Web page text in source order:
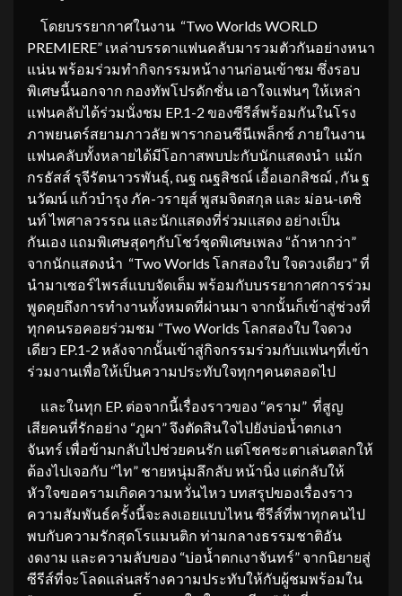
โดยบรรยากาศในงาน “Two Worlds WORLD
PREMIERE” เหล่าบรรดาแฟนคลับมารวมตัวกันอย่างหนา
แน่น พร้อมร่วมทำกิจกรรมหน้างานก่อนเข้าชม ซึ่งรอบ
พิเศษนี้นอกจาก กองทัพโปรดักชั่น เอาใจแฟนๆ ให้เหล่า
แฟนคลับได้ร่วมนั่งชม EP.1-2 ของซีรีส์พร้อมกันในโรง
ภาพยนตร์สยามภาวลัย พารากอนซีนีเพล็กซ์ ภายในงาน
แฟนคลับทั้งหลายได้มีโอกาสพบปะกับนักแสดงนำ แม้ก
กรธัสส์ รุจีรัตนาวรพันธุ์, ณฐ ณฐสิชณ์ เอื้อเอกสิชฌ์ , กัน ฐ
นวัฒน์ แก้วบำรุง ภัค-วรายุส์ พูสมจิตสกุล และ ม่อน-เตชิ
นท์ ไพศาลวรรณ และนักแสดงที่ร่วมแสดง อย่างเป็น
กันเอง แถมพิเศษสุดๆกับโชว์ชุดพิเศษเพลง “ถ้าหากว่า”
จากนักแสดงนำ “Two Worlds โลกสองใบ ใจดวงเดียว” ที่
นำมาเซอร์ไพรส์แบบจัดเต็ม พร้อมกับบรรยากาศการร่วม
พูดคุยถึงการทำงานทั้งหมดที่ผ่านมา จากนั้นก็เข้าสู่ช่วงที่
ทุกคนรอคอยร่วมชม “Two Worlds โลกสองใบ ใจดวง
เดียว EP.1-2 หลังจากนั้นเข้าสู่กิจกรรมร่วมกับแฟนๆที่เข้า
ร่วมงานเพื่อให้เป็นความประทับใจทุกๆคนตลอดไป
และในทุก EP. ต่อจากนี้เรื่องราวของ “คราม” ที่สูญ
เสียคนที่รักอย่าง “ภูผา” จึงตัดสินใจไปยังบ่อน้ำตกเงา
จันทร์ เพื่อข้ามกลับไปช่วยคนรัก แต่โชคชะตาเล่นตลกให้
ต้องไปเจอกับ “ไท” ชายหนุ่มลึกลับ หน้านิ่ง แต่กลับให้
หัวใจขอครามเกิดความหวั่นไหว บทสรุปของเรื่องราว
ความสัมพันธ์ครั้งนี้จะลงเอยแบบไหน ซีรีส์ที่พาทุกคนไป
พบกับความรักสุดโรแมนติก ท่ามกลางธรรมชาติอัน
งดงาม และความลับของ “บ่อน้ำตกเงาจันทร์” จากนิยายสู่
ซีรีส์ที่จะโลดแล่นสร้างความประทับให้กับผู้ชมพร้อมใน